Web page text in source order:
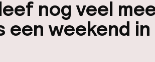
nog veel
een weekend in